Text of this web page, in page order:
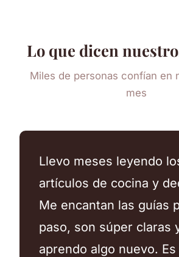
Lo que dicen
Miles de personas confían en
mes
Llevo meses leyendo
artículos de cocina y
Me encantan las guías
paso, son súper claras
aprendo algo nuevo.